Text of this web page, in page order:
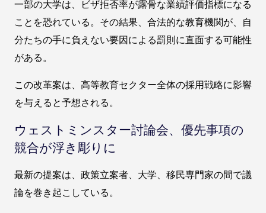
一部の大学は、ビザ拒否率が露骨な業績評価指標になる
ことを恐れている。その結果、合法的な教育機関が、自
分たちの手に負えない要因による罰則に直面する可能性
がある。
この改革案は、高等教育セクター全体の採用戦略に影響
を与えると予想される。
ウェストミンスター討論会、優先事項の
競合が浮き彫りに
最新の提案は、政策立案者、大学、移民専門家の間で議
論を巻き起こしている。